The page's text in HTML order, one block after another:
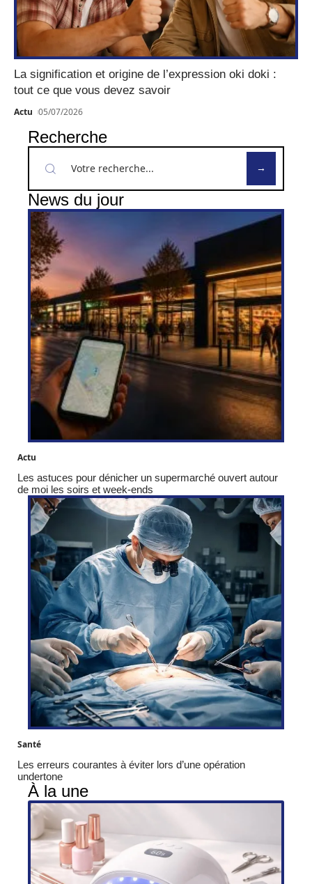
La signification et origine de l’expression oki doki :
tout ce que vous devez savoir
Actu 05/07/2026
Recherche
News du jour
Actu
Les astuces pour dénicher un supermarché ouvert autour
de moi les soirs et week-ends
Santé
Les erreurs courantes à éviter lors d’une opération
undertone
À la une